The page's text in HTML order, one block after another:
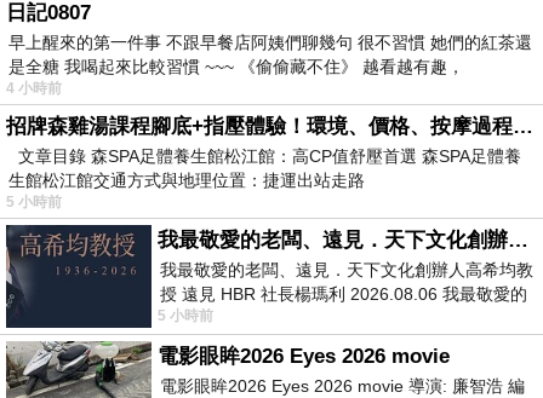
日記0807
早上醒來的第一件事 不跟早餐店阿姨們聊幾句 很不習慣 她們的紅茶還
是全糖 我喝起來比較習慣 ~~~ 《偷偷藏不住》 越看越有趣，
4 小時前
招牌森雞湯課程腳底+指壓體驗！環境、價格、按摩過程全紀錄，森SPA足體養生館松江館最新價格表
文章目錄 森SPA足體養生館松江館：高CP值舒壓首選 森SPA足體養
生館松江館交通方式與地理位置：捷運出站走路
5 小時前
我最敬愛的老闆、遠見．天下文化創辦人高希均教授
我最敬愛的老闆、遠見．天下文化創辦人高希均教
授 遠見 HBR 社長楊瑪利 2026.08.06 我最敬愛的
老闆、遠見．天下文化創辦人高希均教
5 小時前
電影眼眸2026 Eyes 2026 movie
電影眼眸2026 Eyes 2026 movie 導演: 廉智浩 編